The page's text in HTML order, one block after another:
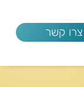
צרו קשר